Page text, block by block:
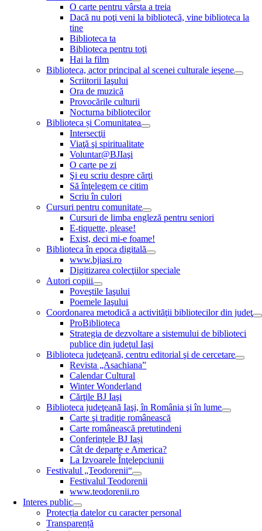
O carte pentru vârsta a treia
Dacă nu poţi veni la bibliotecă, vine biblioteca la
tine
Biblioteca ta
Biblioteca pentru toţi
Hai la film
Biblioteca, actor principal al scenei culturale ieşene
Scriitorii Iaşului
Ora de muzică
Provocările culturii
Nocturna bibliotecilor
Biblioteca și Comunitatea
Intersecţii
Viaţă şi spiritualitate
Voluntar@BJIaşi
O carte pe zi
Şi eu scriu despre cărţi
Să înţelegem ce citim
Scriu în culori
Cursuri pentru comunitate
Cursuri de limba engleză pentru seniori
E-tiquette, please!
Exist, deci mi-e foame!
Biblioteca în epoca digitală
www.bjiasi.ro
Digitizarea colecţiilor speciale
Autori copiii
Poveştile Iaşului
Poemele Iaşului
Coordonarea metodică a activităţii bibliotecilor din judeţ
ProBiblioteca
Strategia de dezvoltare a sistemului de biblioteci
publice din judeţul Iaşi
Biblioteca judeţeană, centru editorial şi de cercetare
Revista „Asachiana”
Calendar Cultural
Winter Wonderland
Cărţile BJ Iaşi
Biblioteca judeţeană Iaşi, în România şi în lume
Carte şi tradiţie românească
Carte românească pretutindeni
Conferințele BJ Iași
Cât de departe e America?
La Izvoarele Înţelepciunii
Festivalul „Teodorenii“
Festivalul Teodorenii
www.teodorenii.ro
Interes public
Protecția datelor cu caracter personal
Transparență